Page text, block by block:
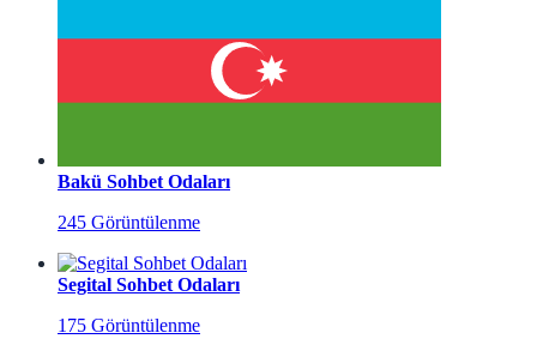
Bakü Sohbet Odaları
245 Görüntülenme
Segital Sohbet Odaları
175 Görüntülenme